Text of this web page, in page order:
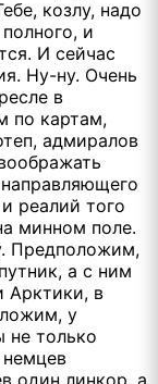
козлу, надо
и
И сейчас
Ну-ну. Очень
в
по картам,
адмиралов
реалий того
минном поле.
Предположим,
а с ним
Арктики, в
у
не только